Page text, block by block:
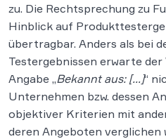
zu. Die Rechtsprechung zu
Hinblick auf
übertragbar. Anders als bei
Testergebnissen erwarte
Angabe „Bekannt aus: […]“
Unternehmen bzw. dessen
objektiver Kriterien mit
deren Angeboten verglichen